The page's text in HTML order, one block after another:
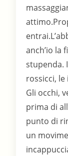
anch’io la
stupenda.
rossicci,
Gli occhi,
prima di
punto di
un